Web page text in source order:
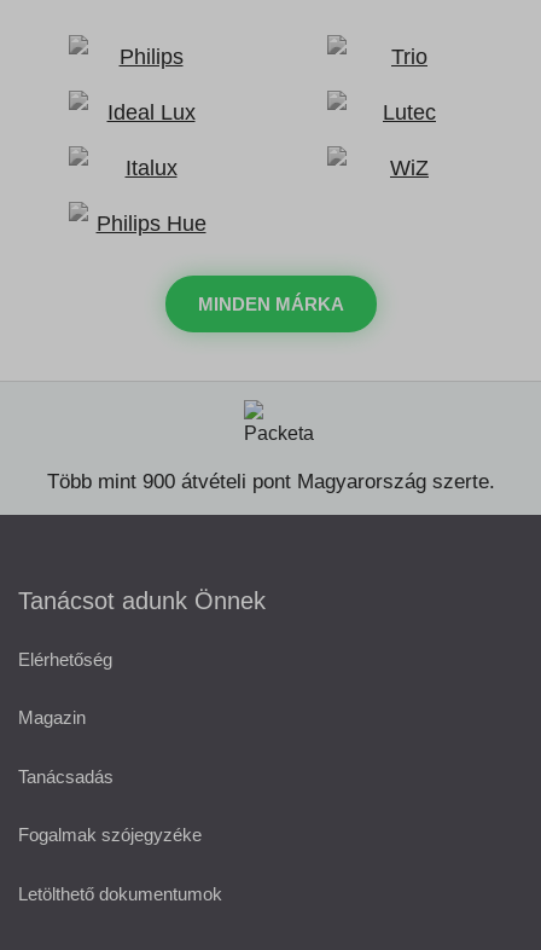
MINDEN MÁRKA
Több mint 900 átvételi pont Magyarország szerte.
Tanácsot adunk Önnek
Elérhetőség
Magazin
Tanácsadás
Fogalmak szójegyzéke
Letölthető dokumentumok